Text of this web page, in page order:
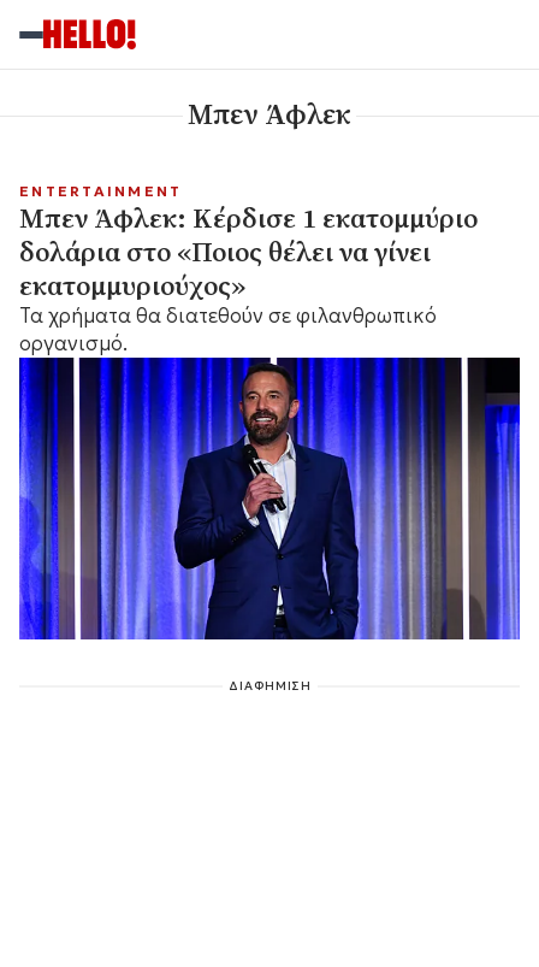
Μπεν Άφλεκ
ENTERTAINMENT
Μπεν Άφλεκ: Κέρδισε 1 εκατομμύριο
δολάρια στο «Ποιος θέλει να γίνει
εκατομμυριούχος»
Τα χρήματα θα διατεθούν σε φιλανθρωπικό
οργανισμό.
ΔΙΑΦΗΜΙΣΗ